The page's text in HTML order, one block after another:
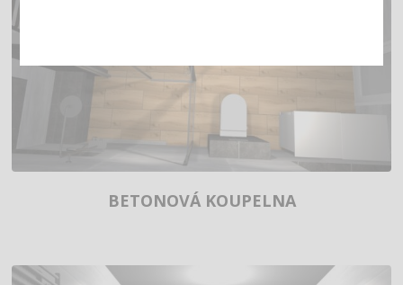
BETONOVÁ KOUPELNA